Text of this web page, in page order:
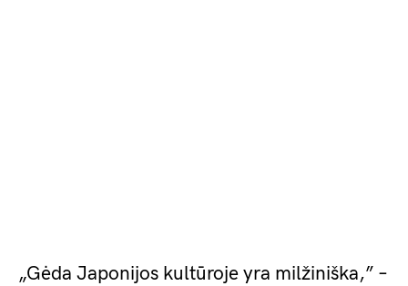
„Gėda Japonijos kultūroje yra milžiniška,” –